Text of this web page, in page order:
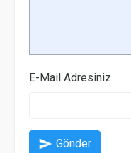
E-Mail Adresiniz
send Gönder